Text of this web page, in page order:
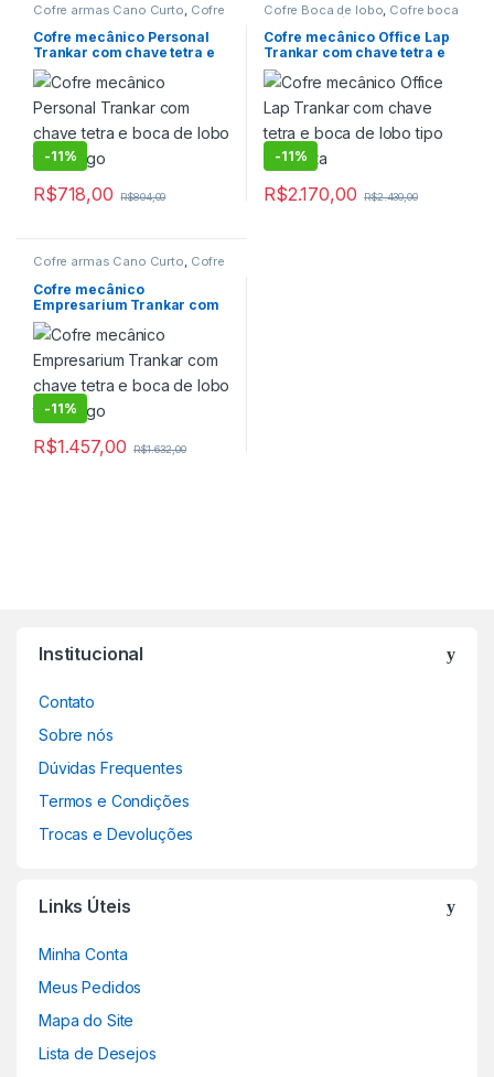
Cofre armas Cano Curto Cofre
Cofre boca de
lobo mecânico,Cofre com
Boca de lobo,Cofre de Fixar,
Cofre Mecânico,Cofre para
Armas
Cofre para Residencias
Cofre para Veículos,Cofres
Cofre mecânico Personal
Trankar com chave tetra e
boca de lobo tipo rasgo
-11%
R$718,00 R$804,00
Cofre Boca de lobo Cofre boca
de lobo mecânico Cofre com
Boca de lobo,Cofre de embutir
Cofre de embutir mecânico,
Cofre Mecânico,Cofre para
postos de gasolina mecânico
Cofres
Cofre mecânico Office Lap
Trankar com chave tetra e
boca de lobo tipo garganta
-11%
R$2.170,00 R$2.430,00
Cofre armas Cano Curto, Cofre
lobo mecânico,Cofre com
Boca de lobo,Cofre de Fixar
Cofre Mecânico , Cofre para
Armas
Cofre para Residencias
Cofres
Cofre mecânico
Empresarium Trankar com
chave tetra e boca de lobo
tipo rasgo
-11%
R$1.457,00 R$1.632,00
Institucional
Contato
Sobre nós
Dúvidas Frequentes
Termos e Condições
Trocas e Devoluções
Links Úteis
Minha Conta
Meus Pedidos
Mapa do Site
Lista de Desejos